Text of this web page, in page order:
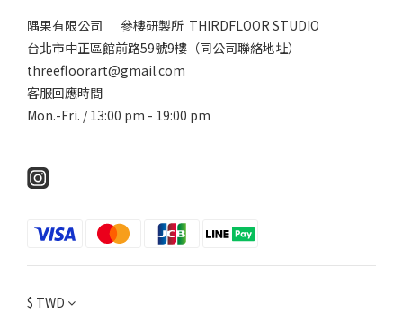
隅果有限公司 ｜ 參樓研製所 THIRDFLOOR STUDIO
台北市中正區館前路59號9樓（同公司聯絡地址）
threefloorart@gmail.com
客服回應時間
Mon.-Fri. / 13:00 pm - 19:00 pm
$ TWD